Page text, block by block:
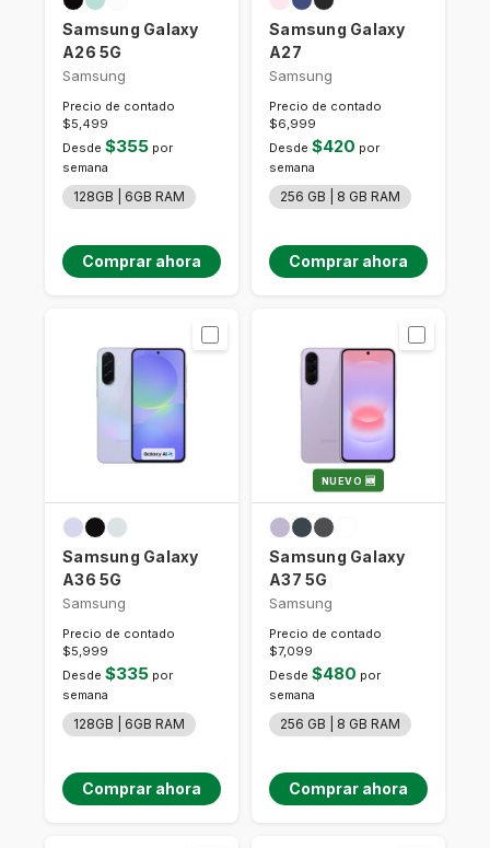
Samsung Galaxy
A26 5G
Samsung
Precio de contado
$5,499
Desde $355 por
semana
128GB | 6GB RAM
Comprar ahora
Samsung Galaxy
A27
Samsung
Precio de contado
$6,999
Desde $420 por
semana
256 GB | 8 GB RAM
Comprar ahora
Samsung Galaxy
A36 5G
Samsung
Precio de contado
$5,999
Desde $335 por
semana
128GB | 6GB RAM
Comprar ahora
NUEVO 🆕
Samsung Galaxy
A37 5G
Samsung
Precio de contado
$7,099
Desde $480 por
semana
256 GB | 8 GB RAM
Comprar ahora